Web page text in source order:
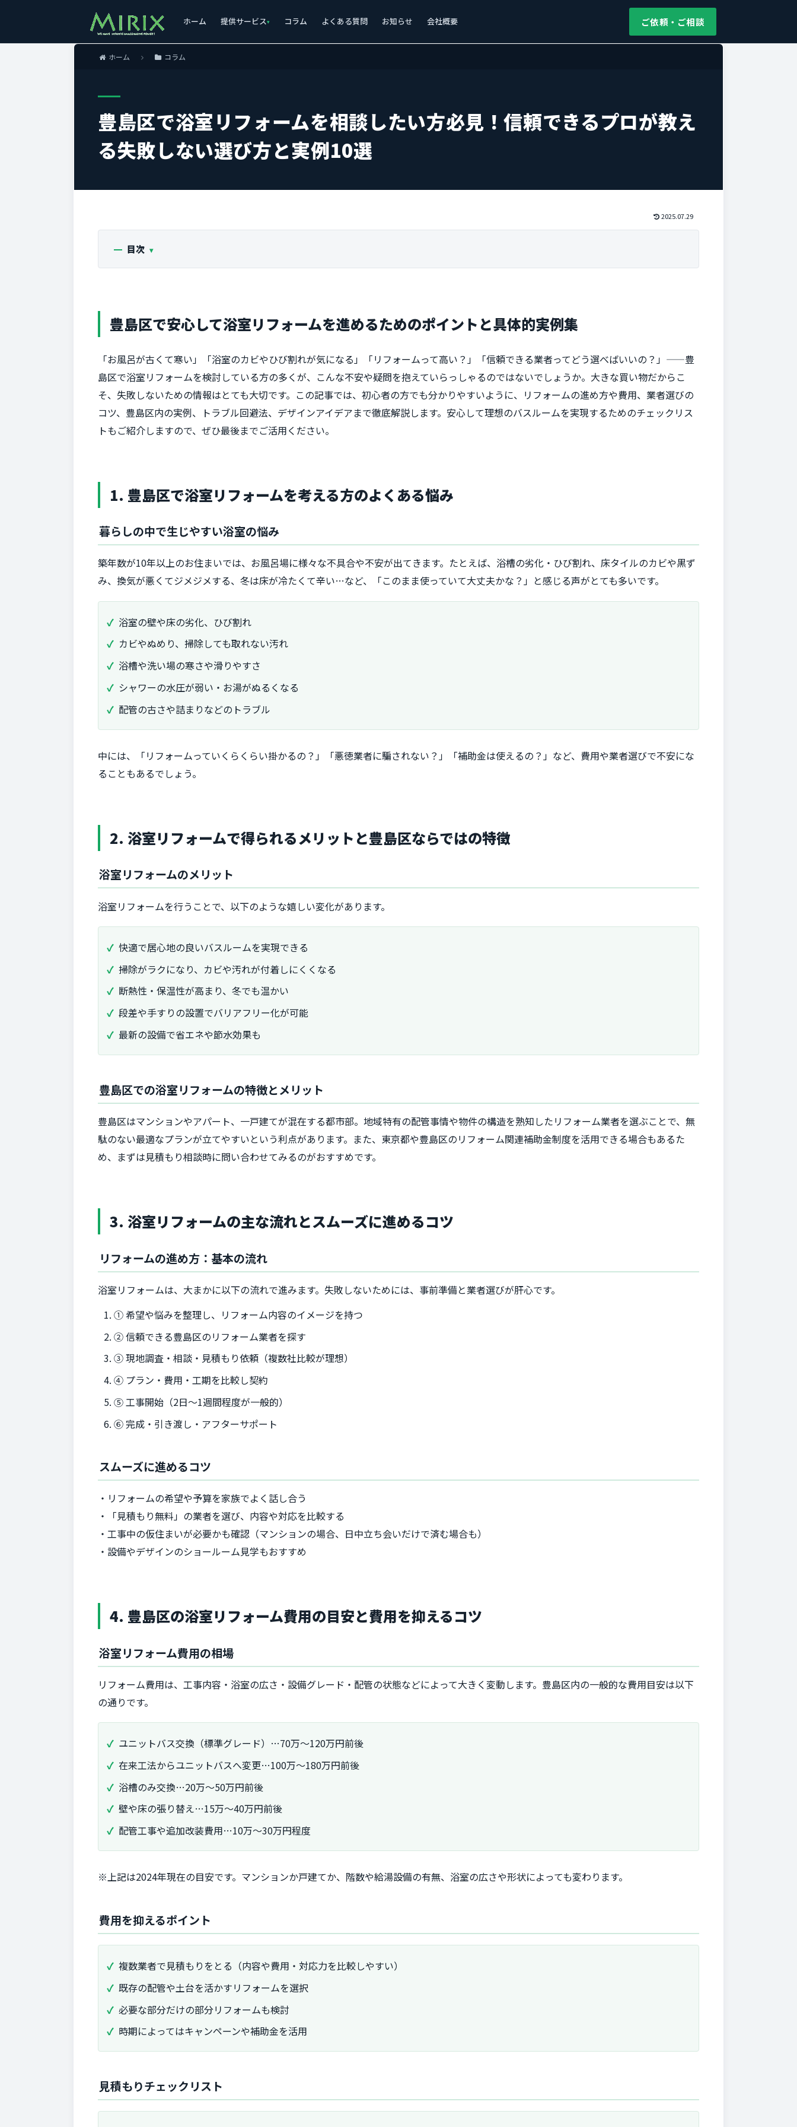
ご依頼・ご相談
ホーム 提供サービス コラム よくある質問 お知らせ 会社概要
ホーム コラム
豊島区で浴室リフォームを相談したい方必見！信頼できるプロが教え
る失敗しない選び方と実例10選
2025.07.29
目次
豊島区で安心して浴室リフォームを進めるためのポイントと具体的実例集
「お風呂が古くて寒い」「浴室のカビやひび割れが気になる」「リフォームって高い？」「信頼できる業者ってどう選べばいいの？」——豊
島区で浴室リフォームを検討している方の多くが、こんな不安や疑問を抱えていらっしゃるのではないでしょうか。大きな買い物だからこ
そ、失敗しないための情報はとても大切です。この記事では、初心者の方でも分かりやすいように、リフォームの進め方や費用、業者選びの
コツ、豊島区内の実例、トラブル回避法、デザインアイデアまで徹底解説します。安心して理想のバスルームを実現するためのチェックリス
トもご紹介しますので、ぜひ最後までご活用ください。
1. 豊島区で浴室リフォームを考える方のよくある悩み
暮らしの中で生じやすい浴室の悩み
築年数が10年以上のお住まいでは、お風呂場に様々な不具合や不安が出てきます。たとえば、浴槽の劣化・ひび割れ、床タイルのカビや黒ず
み、換気が悪くてジメジメする、冬は床が冷たくて辛い…など、「このまま使っていて大丈夫かな？」と感じる声がとても多いです。
浴室の壁や床の劣化、ひび割れ
カビやぬめり、掃除しても取れない汚れ
浴槽や洗い場の寒さや滑りやすさ
シャワーの水圧が弱い・お湯がぬるくなる
配管の古さや詰まりなどのトラブル
中には、「リフォームっていくらくらい掛かるの？」「悪徳業者に騙されない？」「補助金は使えるの？」など、費用や業者選びで不安にな
ることもあるでしょう。
2. 浴室リフォームで得られるメリットと豊島区ならではの特徴
浴室リフォームのメリット
浴室リフォームを行うことで、以下のような嬉しい変化があります。
快適で居心地の良いバスルームを実現できる
掃除がラクになり、カビや汚れが付着しにくくなる
断熱性・保温性が高まり、冬でも温かい
段差や手すりの設置でバリアフリー化が可能
最新の設備で省エネや節水効果も
豊島区での浴室リフォームの特徴とメリット
豊島区はマンションやアパート、一戸建てが混在する都市部。地域特有の配管事情や物件の構造を熟知したリフォーム業者を選ぶことで、無
駄のない最適なプランが立てやすいという利点があります。また、東京都や豊島区のリフォーム関連補助金制度を活用できる場合もあるた
め、まずは見積もり相談時に問い合わせてみるのがおすすめです。
3. 浴室リフォームの主な流れとスムーズに進めるコツ
リフォームの進め方：基本の流れ
浴室リフォームは、大まかに以下の流れで進みます。失敗しないためには、事前準備と業者選びが肝心です。
① 希望や悩みを整理し、リフォーム内容のイメージを持つ
② 信頼できる豊島区のリフォーム業者を探す
③ 現地調査・相談・見積もり依頼（複数社比較が理想）
④ プラン・費用・工期を比較し契約
⑤ 工事開始（2日〜1週間程度が一般的）
⑥ 完成・引き渡し・アフターサポート
スムーズに進めるコツ
・リフォームの希望や予算を家族でよく話し合う
・「見積もり無料」の業者を選び、内容や対応を比較する
・工事中の仮住まいが必要かも確認（マンションの場合、日中立ち会いだけで済む場合も）
・設備やデザインのショールーム見学もおすすめ
4. 豊島区の浴室リフォーム費用の目安と費用を抑えるコツ
浴室リフォーム費用の相場
リフォーム費用は、工事内容・浴室の広さ・設備グレード・配管の状態などによって大きく変動します。豊島区内の一般的な費用目安は以下
の通りです。
ユニットバス交換（標準グレード）…70万〜120万円前後
在来工法からユニットバスへ変更…100万〜180万円前後
浴槽のみ交換…20万〜50万円前後
壁や床の張り替え…15万〜40万円前後
配管工事や追加改装費用…10万〜30万円程度
※上記は2024年現在の目安です。マンションか戸建てか、階数や給湯設備の有無、浴室の広さや形状によっても変わります。
費用を抑えるポイント
複数業者で見積もりをとる（内容や費用・対応力を比較しやすい）
既存の配管や土台を活かすリフォームを選択
必要な部分だけの部分リフォームも検討
時期によってはキャンペーンや補助金を活用
見積もりチェックリスト